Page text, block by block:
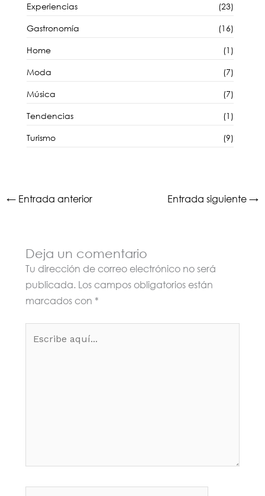
Experiencias (23)
Gastronomía (16)
Home (1)
Moda (7)
Música (7)
Tendencias (1)
Turismo (9)
←Entrada anterior Entrada siguiente→
Deja un comentario
Tu dirección de correo electrónico no será
publicada. Los campos obligatorios están
marcados con *
aquí...